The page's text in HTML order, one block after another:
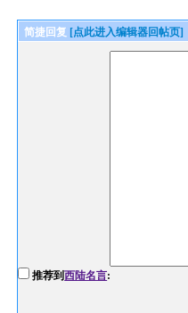
简捷回复 [点此进入编辑器回帖页]
推荐到西陆名言: